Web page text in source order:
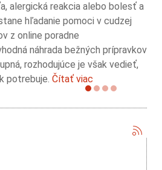
alergická reakcia alebo bolesť a
hľadanie pomoci v cudzej
z online poradne
náhrada bežných prípravkov
rozhodujúce je však vedieť,
potrebuje. Čítať viac